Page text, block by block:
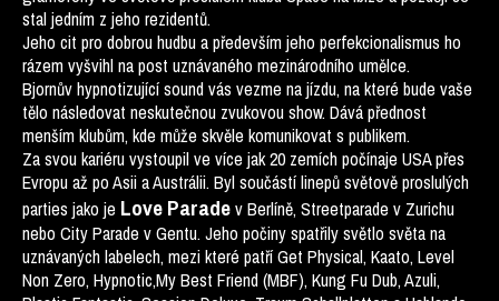
stal jedním z jeho rezidentů.
Jeho cit pro dobrou hudbu a především jeho perfekcionalismus ho
rázem vyšvihl na post uznávaného mezinárodního umělce.
Bjornův hypnotizující sound vás vezme na jízdu, na které bude vaše
tělo následovat neskutečnou zvukovou show. Dává přednost
menším klubům, kde může skvěle komunikovat s publikem.
Za svou kariéru vystoupil ve více jak 20 zemích počínaje USA přes
Evropu až po Asii a Austrálii. Byl součástí linepů světově proslulých
parties jako je Love Paradev Berlíně, Streetparade v Zurichu
nebo City Parade v Gentu. Jeho počiny spatřily světlo světa na
uznávaných labelech, mezi které patří Get Physical, Kaato, Level
Non Zero, Hypnotic,My Best Friend (MBF), Kung Fu Dub, Azuli,